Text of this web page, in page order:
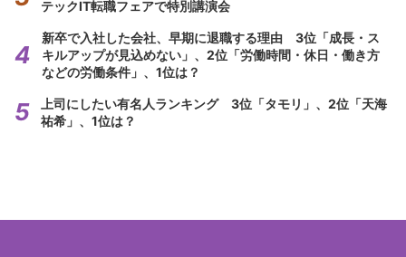
テックIT転職フェアで特別講演会
新卒で入社した会社、早期に退職する理由 3位「成長・ス
キルアップが見込めない」、2位「労働時間・休日・働き方
などの労働条件」、1位は？
上司にしたい有名人ランキング 3位「タモリ」、2位「天海
祐希」、1位は？